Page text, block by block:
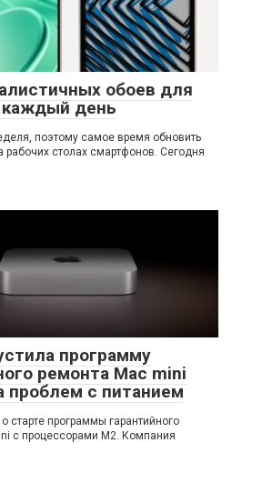
обоев для
каждый день
поэтому самое время обновить
рабочих столах смартфонов. Сегодня
программу
ремонта Mac mini
проблем с питанием
старте программы гарантийного
с процессорами M2. Компания